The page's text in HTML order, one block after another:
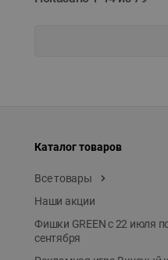
Каталог товаров
Все товары
Наши акции
Фишки GREEN с 22 июля по
сентября